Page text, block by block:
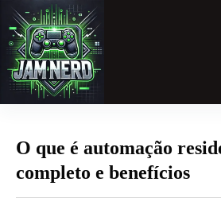
para
conteúdo
O que é automação
completo e benefícios